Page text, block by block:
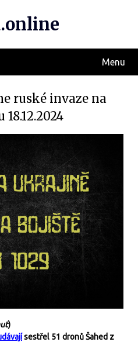
Menu
ruské invaze na
)
sestřel 51 dronů Šahed z